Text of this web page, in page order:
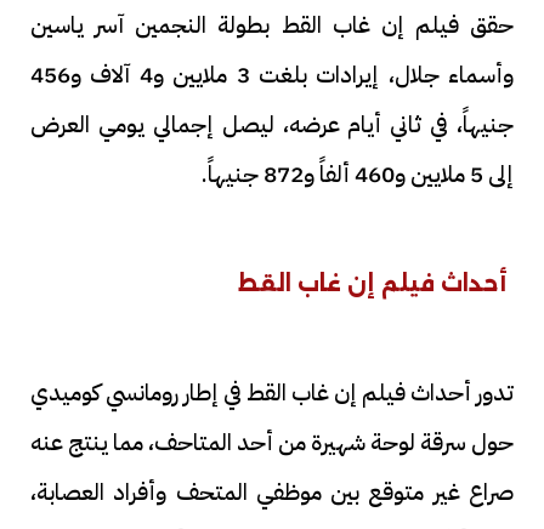
حقق فيلم إن غاب القط بطولة النجمين آسر ياسين
وأسماء جلال، إيرادات بلغت 3 ملايين و4 آلاف و456
جنيهاً، في ثاني أيام عرضه، ليصل إجمالي يومي العرض
إلى 5 ملايين و460 ألفاً و872 جنيهاً.
أحداث فيلم إن غاب القط
تدور أحداث فيلم إن غاب القط في إطار رومانسي كوميدي
حول سرقة لوحة شهيرة من أحد المتاحف، مما ينتج عنه
صراع غير متوقع بين موظفي المتحف وأفراد العصابة،